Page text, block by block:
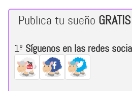
Publica tu sueño GRATIS
1º Síguenos en las redes